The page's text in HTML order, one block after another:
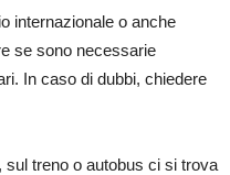
internazionale o anche
se sono necessarie
In caso di dubbi, chiedere
sul treno o autobus ci si trova